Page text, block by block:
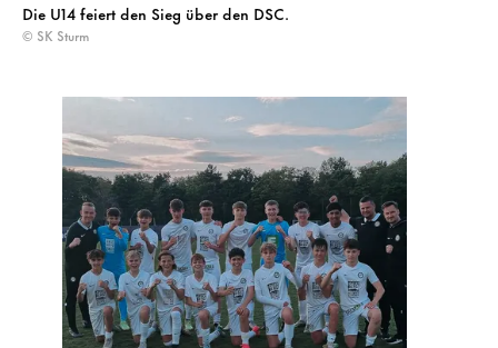
Die U14 feiert den Sieg über den DSC.
© SK Sturm